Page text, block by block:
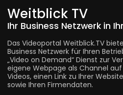
Weitblick TV
Ihr Business Netzwerk in
Das Videoportal Weitblick.TV
Business Netzwerk für Ihren
„Video on Demand“ Dienst zur
eigene Webpage als Channel
Videos, einen Link zu Ihrer
sowie Ihren Firmendaten.